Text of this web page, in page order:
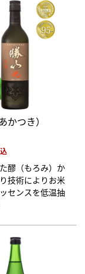
かつき）
醪（もろみ）か
技術によりお米
センスを低温抽